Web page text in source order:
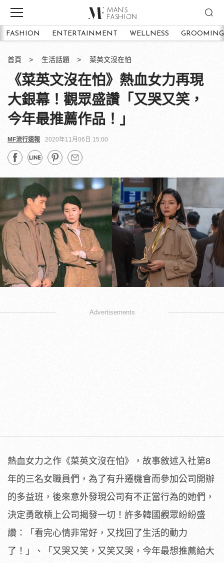
FASHION ENTERTAINMENT WELLNESS GROOMING
首頁 生活話題 菜英文沒在怕
《菜英文沒在怕》熱血女力再現
大銀幕！觀眾盛讚「又哭又笑，
今年最推薦作品！」
MF流行速報 2020年11月06日 15:00
Advertisements
熱血女力之作《菜英文沒在怕》，故事敘述入社第8
年的三名女職員們，為了有升遷機會而參加公司開辦
的多益班，後來意外發現公司有不正當行為的她們，
決定勇敢槓上公司揭發一切！許多韓國觀眾紛紛盛
讚：「看完心情非常好，又找回了生活的動力
了！」、「又哭又笑，又笑又哭，今年最想推薦給大